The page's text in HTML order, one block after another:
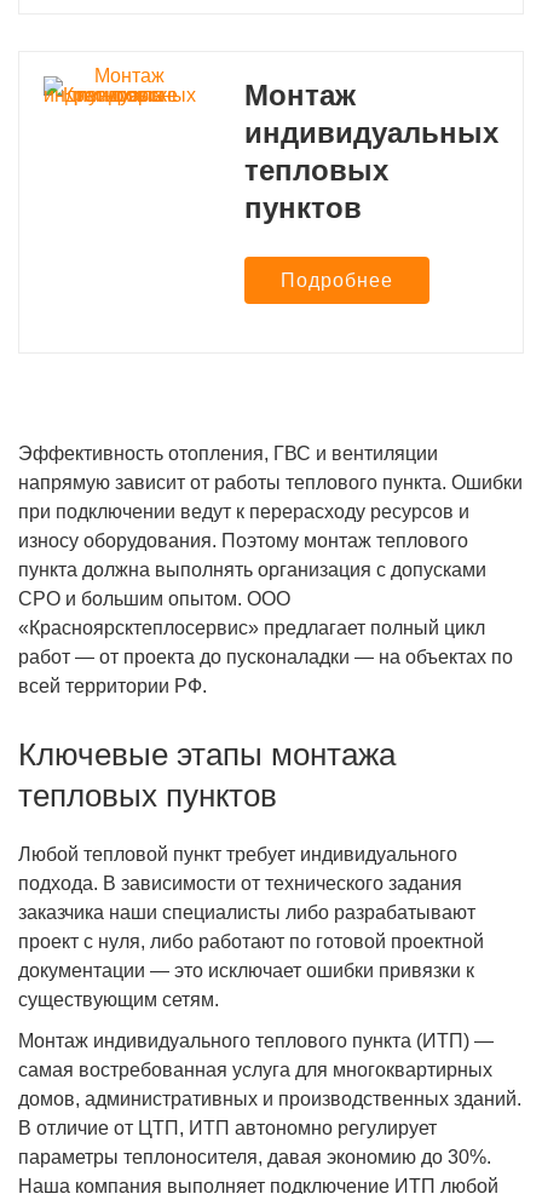
Монтаж
индивидуальных
тепловых
пунктов
Подробнее
Эффективность отопления, ГВС и вентиляции
напрямую зависит от работы теплового пункта. Ошибки
при подключении ведут к перерасходу ресурсов и
износу оборудования. Поэтому монтаж теплового
пункта должна выполнять организация с допусками
СРО и большим опытом. ООО
«Красноярсктеплосервис» предлагает полный цикл
работ — от проекта до пусконаладки — на объектах по
всей территории РФ.
Ключевые этапы монтажа
тепловых пунктов
Любой тепловой пункт требует индивидуального
подхода. В зависимости от технического задания
заказчика наши специалисты либо разрабатывают
проект с нуля, либо работают по готовой проектной
документации — это исключает ошибки привязки к
существующим сетям.
Монтаж индивидуального теплового пункта (ИТП) —
самая востребованная услуга для многоквартирных
домов, административных и производственных зданий.
В отличие от ЦТП, ИТП автономно регулирует
параметры теплоносителя, давая экономию до 30%.
Наша компания выполняет подключение ИТП любой